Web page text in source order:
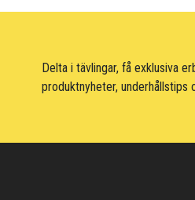
Delta i tävlingar, få exklusiva
produktnyheter,